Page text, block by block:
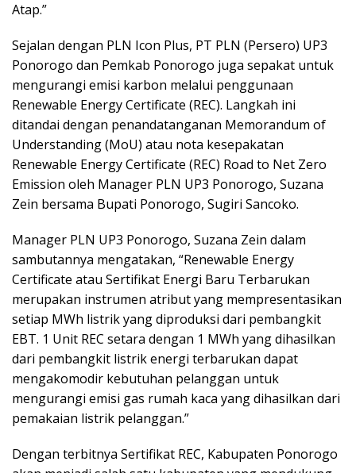
Atap.”
Sejalan dengan PLN Icon Plus, PT PLN (Persero) UP3
Ponorogo dan Pemkab Ponorogo juga sepakat untuk
mengurangi emisi karbon melalui penggunaan
Renewable Energy Certificate (REC). Langkah ini
ditandai dengan penandatanganan Memorandum of
Understanding (MoU) atau nota kesepakatan
Renewable Energy Certificate (REC) Road to Net Zero
Emission oleh Manager PLN UP3 Ponorogo, Suzana
Zein bersama Bupati Ponorogo, Sugiri Sancoko.
Manager PLN UP3 Ponorogo, Suzana Zein dalam
sambutannya mengatakan, “Renewable Energy
Certificate atau Sertifikat Energi Baru Terbarukan
merupakan instrumen atribut yang mempresentasikan
setiap MWh listrik yang diproduksi dari pembangkit
EBT. 1 Unit REC setara dengan 1 MWh yang dihasilkan
dari pembangkit listrik energi terbarukan dapat
mengakomodir kebutuhan pelanggan untuk
mengurangi emisi gas rumah kaca yang dihasilkan dari
pemakaian listrik pelanggan.”
Dengan terbitnya Sertifikat REC, Kabupaten Ponorogo